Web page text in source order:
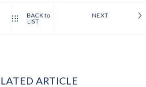
BACK to
LIST
NEXT
ARTICLE